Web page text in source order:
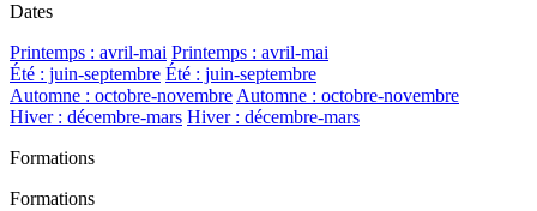
Dates
Printemps : avril-mai Printemps : avril-mai
Été : juin-septembre Été : juin-septembre
Automne : octobre-novembreAutomne : octobre-novembre
Hiver : décembre-mars Hiver : décembre-mars
Formations
Formations